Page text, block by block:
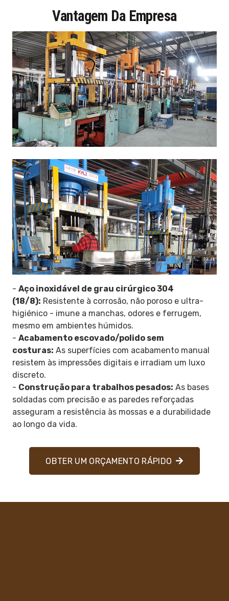
Vantagem Da Empresa
- Aço inoxidável de grau cirúrgico 304
(18/8): Resistente à corrosão, não poroso e ultra-
higiénico - imune a manchas, odores e ferrugem,
mesmo em ambientes húmidos.
- Acabamento escovado/polido sem
costuras: As superfícies com acabamento manual
resistem às impressões digitais e irradiam um luxo
discreto.
- Construção para trabalhos pesados: As bases
soldadas com precisão e as paredes reforçadas
asseguram a resistência às mossas e a durabilidade
ao longo da vida.
OBTER UM ORÇAMENTO RÁPIDO